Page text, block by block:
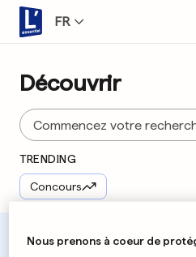
FR
Découvrir
TRENDING
Concours
Dans l'actu
Nous prenons à coeur de